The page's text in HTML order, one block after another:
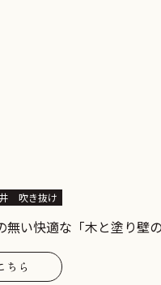
吹き抜け
い快適な「木と塗り壁の
ちら